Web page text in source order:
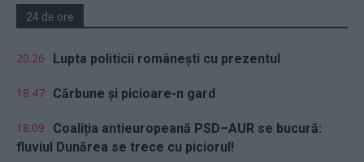
24 de ore
20.26 Lupta politicii românești cu prezentul
18.47 Cărbune și picioare-n gard
18.09
Coaliția antieuropeană PSD–AUR se bucură:
fluviul Dunărea se trece cu piciorul!